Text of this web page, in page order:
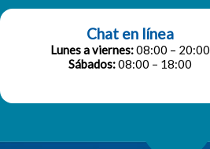
Chat en línea
Lunes a viernes:08:00 – 20:00
Sábados:08:00 – 18:00